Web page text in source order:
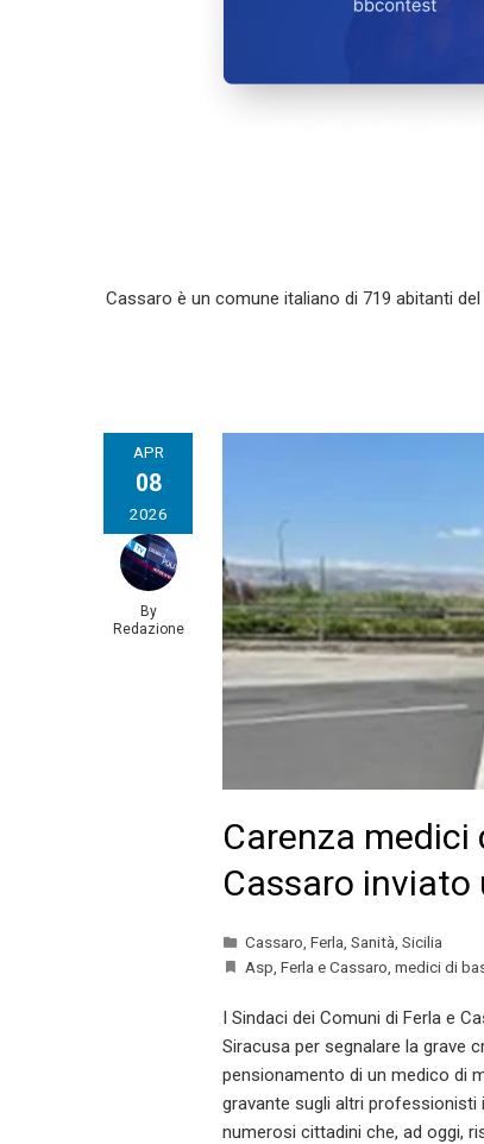
Cassaro è un comune italiano di 719 abitanti
APR
08
2026
By
Redazione
Carenza medici
Cassaro inviato
Cassaro Ferla Sanità Sicilia
Asp Ferla e Cassaro medici di
I Sindaci dei Comuni di Ferla e
Siracusa per segnalare la grave
pensionamento di un medico di
gravante sugli altri professionisti
numerosi cittadini che, ad oggi,